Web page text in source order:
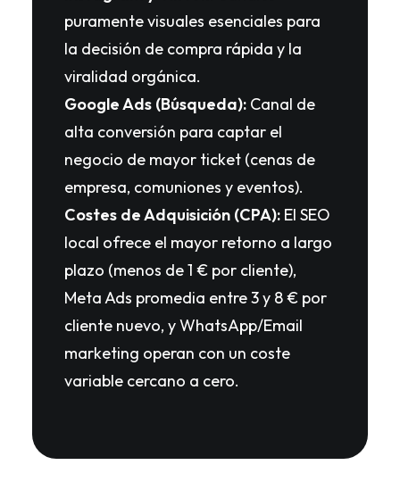
puramente visuales esenciales para
la decisión de compra rápida y la
viralidad orgánica.
Google Ads (Búsqueda): Canal de
alta conversión para captar el
negocio de mayor ticket (cenas de
empresa, comuniones y eventos).
Costes de Adquisición (CPA): El SEO
local ofrece el mayor retorno a largo
plazo (menos de 1 € por cliente),
Meta Ads promedia entre 3 y 8 € por
cliente nuevo, y WhatsApp/Email
marketing operan con un coste
variable cercano a cero.